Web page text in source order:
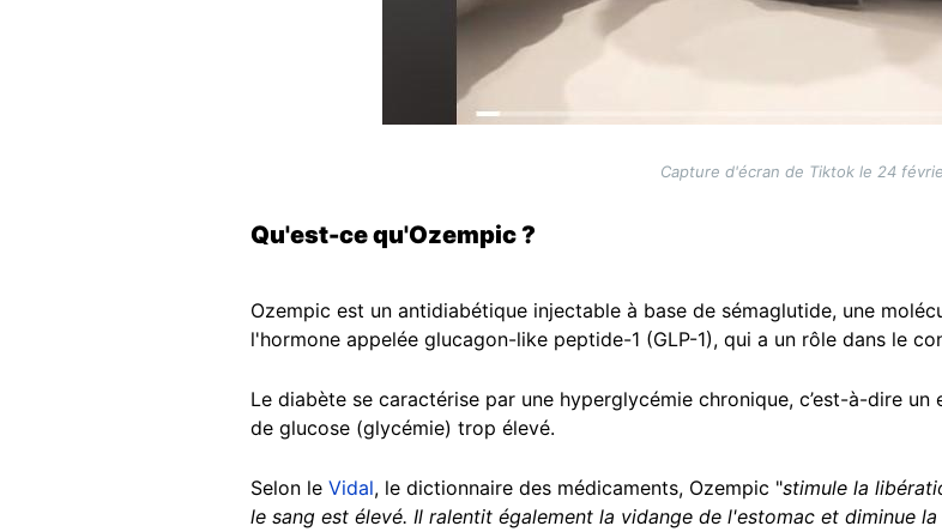
Capture d'écran de Tiktok le 24
Qu'est-ce qu'Ozempic ?
Ozempic est un antidiabétique injectable à base de sémaglutide, une
l'hormone appelée glucagon-like peptide-1 (GLP-1), qui a un rôle dans le
Le diabète se caractérise par une hyperglycémie chronique, c’est-à-dire
de glucose (glycémie) trop élevé.
Selon le Vidal, le dictionnaire des médicaments, Ozempic "stimule la
le sang est élevé. Il ralentit également la vidange de l'estomac et diminue